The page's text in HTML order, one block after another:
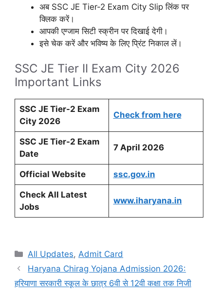
अब SSC JE Tier-2 Exam City Slip लिंक पर
क्लिक करें।
आपकी एग्जाम सिटी स्क्रीन पर दिखाई देगी।
इसे चेक करें और भविष्य के लिए प्रिंट निकाल लें।
SSC JE Tier II Exam City 2026
Important Links
SSC JE Tier-2 Exam
City 2026
Check from here
SSC JE Tier-2 Exam
Date
7 April 2026
Official Website ssc.gov.in
Check All Latest
Jobs
www.iharyana.in
Categories
All Updates, Admit Card
Haryana Chirag Yojana Admission 2026:
हरियाणा सरकारी स्कूल के छात्र 6वी से 12वी कक्षा तक निजी